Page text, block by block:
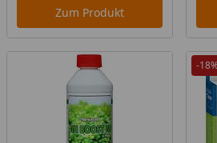
Zum Produkt
-